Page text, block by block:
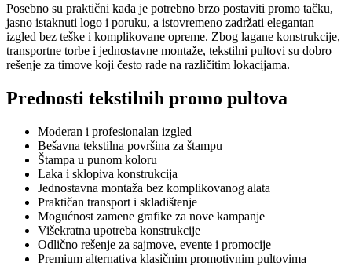
Posebno su praktični kada je potrebno brzo postaviti promo tačku,
jasno istaknuti logo i poruku, a istovremeno zadržati elegantan
izgled bez teške i komplikovane opreme. Zbog lagane konstrukcije,
transportne torbe i jednostavne montaže, tekstilni pultovi su dobro
rešenje za timove koji često rade na različitim lokacijama.
Prednosti tekstilnih promo pultova
Moderan i profesionalan izgled
Bešavna tekstilna površina za štampu
Štampa u punom koloru
Laka i sklopiva konstrukcija
Jednostavna montaža bez komplikovanog alata
Praktičan transport i skladištenje
Mogućnost zamene grafike za nove kampanje
Višekratna upotreba konstrukcije
Odlično rešenje za sajmove, evente i promocije
Premium alternativa klasičnim promotivnim pultovima